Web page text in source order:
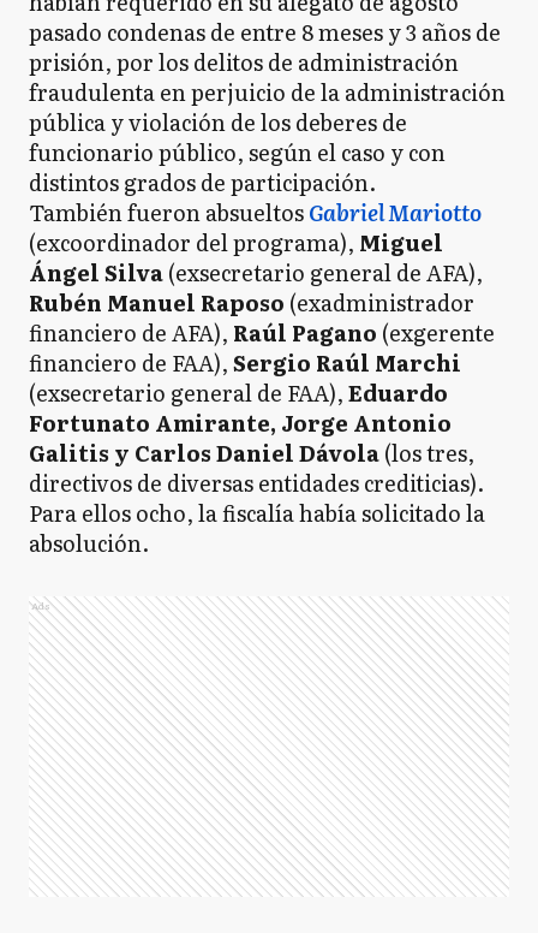
pasado condenas de entre 8 meses y 3 años de
prisión, por los delitos de administración
fraudulenta en perjuicio de la administración
pública y violación de los deberes de
funcionario público, según el caso y con
distintos grados de participación.
También fueron absueltosGabriel Mariotto
(excoordinador del programa), Miguel
Ángel Silva(exsecretario general de AFA),
Rubén Manuel Raposo (exadministrador
financiero de AFA), Raúl Pagano (exgerente
financiero de FAA),Sergio Raúl Marchi
(exsecretario general de FAA),Eduardo
Fortunato Amirante, Jorge Antonio
Galitis y Carlos Daniel Dávola(los tres,
directivos de diversas entidades crediticias).
Para ellos ocho, la fiscalía había solicitado la
absolución.
Ads